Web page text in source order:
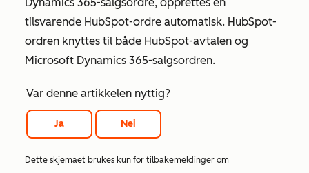
tilsvarende HubSpot-ordre automatisk. HubSpot-
ordren knyttes til både HubSpot-avtalen og
Microsoft Dynamics 365-salgsordren.
Var denne artikkelen nyttig?
Ja Nei
Dette skjemaet brukes kun for tilbakemeldinger om